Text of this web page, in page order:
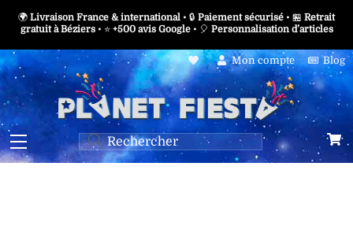
Skip
content
🌍 Livraison France & international • 🔒 Paiement sécurisé • 🏪 Retrait
gratuit à Béziers• ⭐ +500 avis Google• 🎈 Personnalisation d’articles
Mon compte Blog
Menu